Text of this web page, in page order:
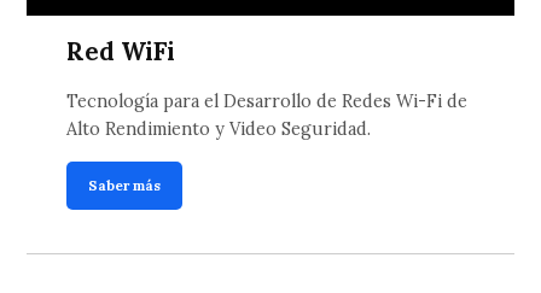
Red WiFi
Tecnología para el Desarrollo de Redes Wi-Fi de
Alto Rendimiento y Video Seguridad.
Saber más